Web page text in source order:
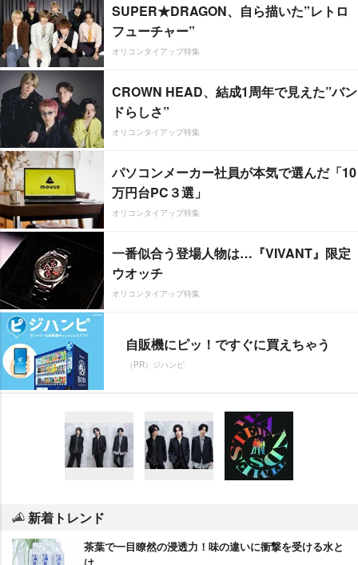
SUPER★DRAGON、自ら描いた”レトロ
フューチャー”
オリコンタイアップ特集
CROWN HEAD、結成1周年で見えた”バン
ドらしさ”
オリコンタイアップ特集
パソコンメーカー社員が本気で選んだ「10
万円台PC３選」
オリコンタイアップ特集
一番似合う登場人物は…『VIVANT』限定
ウオッチ
オリコンタイアップ特集
自販機にピッ！ですぐに買えちゃう
（PR）ジハンピ
新着トレンド
茶葉で一目瞭然の浸透力！味の違いに衝撃を受ける水と
は